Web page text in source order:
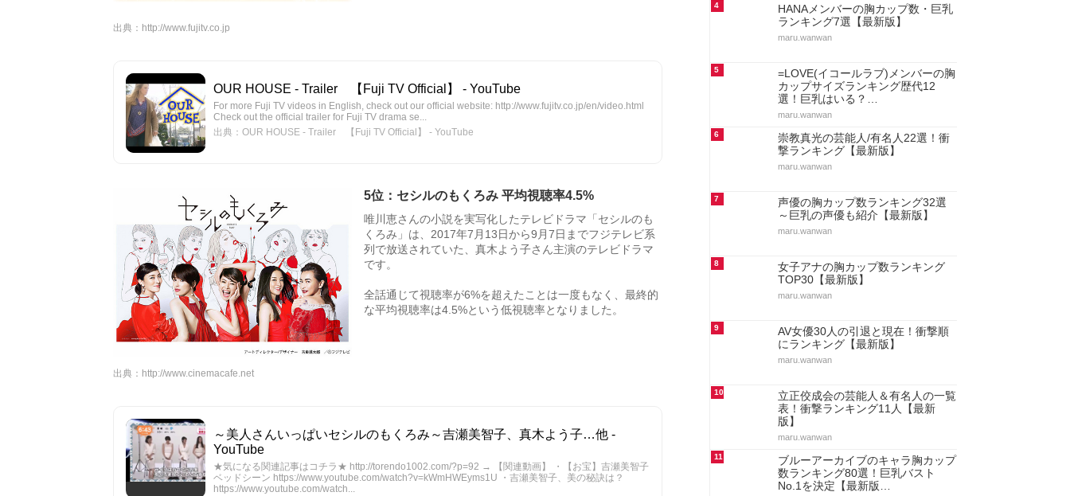
出典： http://www.fujitv.co.jp
OUR HOUSE - Trailer 【Fuji TV Official】 - YouTube
For more Fuji TV videos in English, check out our official website: http://www.fujitv.co.jp/en/video.html
Check out the official trailer for Fuji TV drama se...
出典：OUR HOUSE - Trailer 【Fuji TV Official】 - YouTube
5位：セシルのもくろみ 平均視聴率4.5%
唯川恵さんの小説を実写化したテレビドラマ「セシルのも
くろみ」は、2017年7月13日から9月7日までフジテレビ系
列で放送されていた、真木よう子さん主演のテレビドラマ
です。
全話通じて視聴率が6%を超えたことは一度もなく、最終的
な平均視聴率は4.5%という低視聴率となりました。
出典： http://www.cinemacafe.net
～美人さんいっぱいセシルのもくろみ～吉瀬美智子、真木よう子…他 -
YouTube
★気になる関連記事はコチラ★ http://torendo1002.com/?p=92 → 【関連動画】 ・【お宝】吉瀬美智子
ベッドシーン https://www.youtube.com/watch?v=kWmHWEyms1U ・吉瀬美智子、美の秘訣は？
https://www.youtube.com/watch...
4
HANAメンバーの胸カップ数・巨乳
ランキング7選【最新版】
maru.wanwan
5
=LOVE(イコールラブ)メンバーの胸
カップサイズランキング歴代12
選！巨乳はいる？…
maru.wanwan
6
崇教真光の芸能人/有名人22選！衝
撃ランキング【最新版】
maru.wanwan
7
声優の胸カップ数ランキング32選
～巨乳の声優も紹介【最新版】
maru.wanwan
8
女子アナの胸カップ数ランキング
TOP30【最新版】
maru.wanwan
9
AV女優30人の引退と現在！衝撃順
にランキング【最新版】
maru.wanwan
10
立正佼成会の芸能人＆有名人の一覧
表！衝撃ランキング11人【最新
版】
maru.wanwan
11
ブルーアーカイブのキャラ胸カップ
数ランキング80選！巨乳バスト
No.1を決定【最新版…